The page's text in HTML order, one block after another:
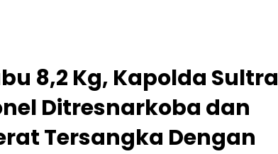
8,2 Kg, Kapolda Sultra
Ditresnarkoba dan
Tersangka Dengan